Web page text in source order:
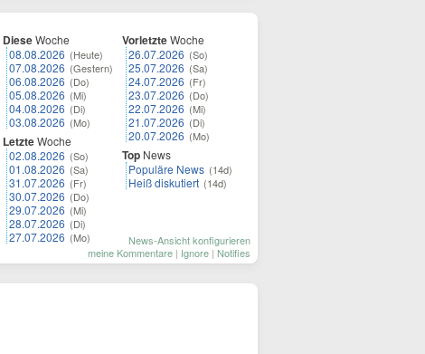
DieseWoche
08.08.2026 (Heute)
07.08.2026 (Gestern)
06.08.2026 (Do)
05.08.2026 (Mi)
04.08.2026 (Di)
03.08.2026 (Mo)
LetzteWoche
02.08.2026 (So)
01.08.2026 (Sa)
31.07.2026 (Fr)
30.07.2026 (Do)
29.07.2026 (Mi)
28.07.2026 (Di)
27.07.2026 (Mo)
VorletzteWoche
26.07.2026 (So)
25.07.2026 (Sa)
24.07.2026 (Fr)
23.07.2026 (Do)
22.07.2026 (Mi)
21.07.2026 (Di)
20.07.2026 (Mo)
Top News
Populäre News (14d)
Heiß diskutiert (14d)
News-Ansicht konfigurieren
meine Kommentare | Ignore | Notifies